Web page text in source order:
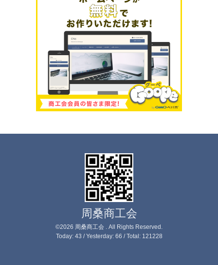
周桑商工会
©2026 周桑商工会
. All Rights Reserved.
Today: 43 / Yesterday: 66 / Total: 121228